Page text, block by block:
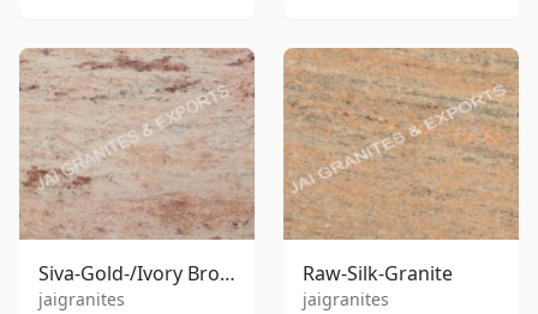
Siva-Gold-/Ivory Brown Granite
jaigranites
Raw-Silk-Granite
jaigranites